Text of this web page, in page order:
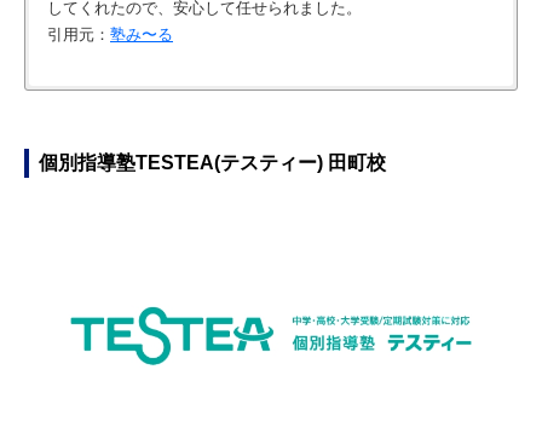
してくれたので、安心して任せられました。
引用元： 塾み〜る
ん遅れて合格できない人が多いと思います。あと、頭がもとも
といい人が行く塾だと思います。
当に自分のペースで決まりますね。
引用元：塾み〜る
引用元：塾み〜る
個別指導塾TESTEA(テスティー) 田町校